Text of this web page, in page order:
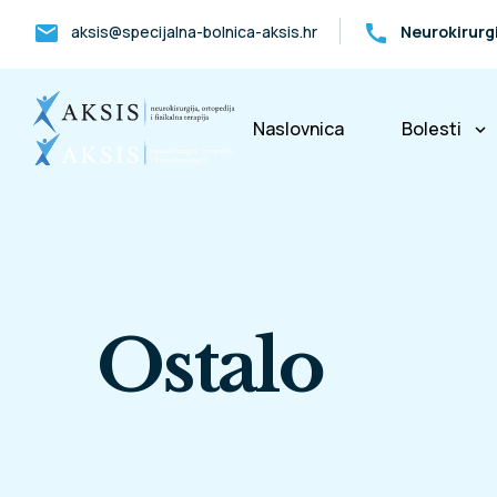
mail aksis@specijalna-bolnica-aksis.hr call
Naslovnica Bolesti keyboard_arrow_down
Ostalo